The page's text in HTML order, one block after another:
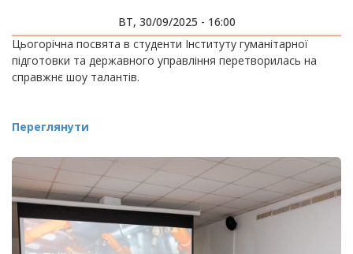
ВТ, 30/09/2025 - 16:00
Цьогорічна посвята в студенти Інституту гуманітарної
підготовки та державного управління перетворилась на
справжнє шоу талантів.
Переглянути